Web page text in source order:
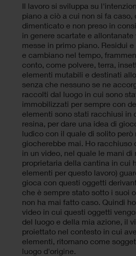
Il lavoro si sviluppa su
piano a ciò a cui non si fa caso,
dimenticato e non preso in
in genere scartate e allontanate
messe in primo piano. Residui
e cambiano nel tempo,
conto, come polvere, terra,
elementi mutabili e destinati
senza che nessuno se ne
raccolti dal luogo in cui sono
immobilizzati per sempre con
elementi sono stati racchiusi in
resina, per dare una idea di
ludico con il quale di solito però
giocherebbe mai. Ho racchiuso
in un video, nel quale le mani di
proprietaria della cantina in cui
elementi per questo lavoro)
gioca con questi oggetti
che è sempre stato sotto i suoi
non ha mai fatto caso. Quindi
video in cui questi oggetti
del luogo e della mia azione, il
proiettato nel contesto in cui
elementi, ritornano come
luogo d'origine.